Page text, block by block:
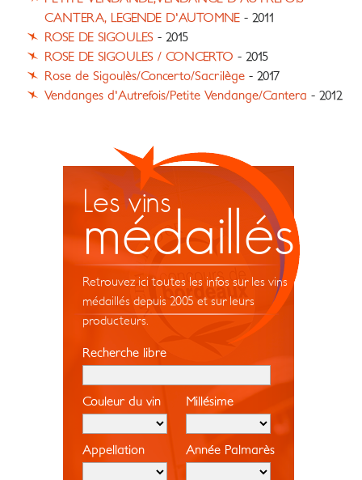
CANTERA, LEGENDE D'AUTOMNE - 2011
ROSE DE SIGOULES - 2015
ROSE DE SIGOULES / CONCERTO - 2015
Rose de Sigoulès/Concerto/Sacrilège - 2017
Vendanges d'Autrefois/Petite Vendange/Cantera - 2012
Les vins
médaillés
Retrouvez ici toutes les infos sur les vins
médaillés depuis 2005 et sur leurs
producteurs.
Recherche libre
Couleur du vin Millésime
Appellation Année Palmarès